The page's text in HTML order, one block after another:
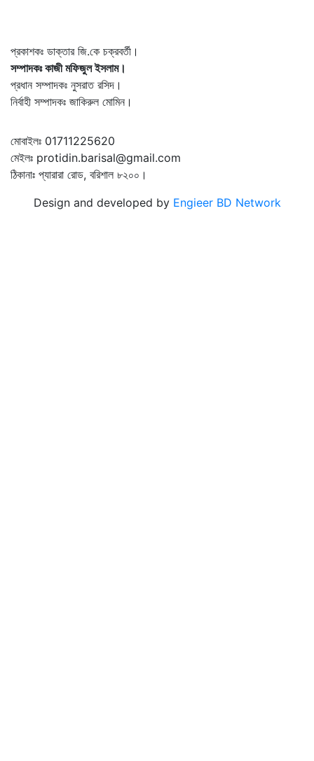
প্রকাশকঃ ডাক্তার জি.কে চক্রবর্তী।
সম্পাদকঃ কাজী মফিজুল ইসলাম।
প্রধান সম্পাদকঃ নুসরাত রসিদ।
নির্বাহী সম্পাদকঃ জাকিরুল মোমিন।
মোবাইলঃ 01711225620
মেইলঃ protidin.barisal@gmail.com
ঠিকানাঃ প্যারারা রোড, বরিশাল ৮২০০।
Design and developed by Engieer BD Network